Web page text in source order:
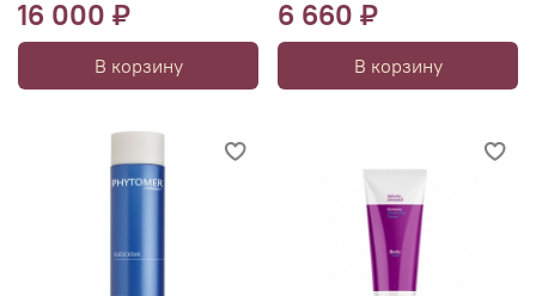
16 000 ₽
В корзину
6 660 ₽
В корзину